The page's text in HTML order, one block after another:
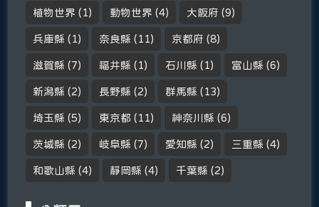
植物世界 (1) 動物世界 (4) 大阪府 (9)
兵庫縣 (1) 奈良縣 (11) 京都府 (8)
滋賀縣 (7) 福井縣 (1) 石川縣 (1) 富山縣 (6)
新潟縣 (2) 長野縣 (2) 群馬縣 (13)
埼玉縣 (5) 東京都 (11) 神奈川縣 (6)
茨城縣 (2) 岐阜縣 (7) 愛知縣 (2) 三重縣 (4)
和歌山縣 (4) 靜岡縣 (4) 千葉縣 (2)